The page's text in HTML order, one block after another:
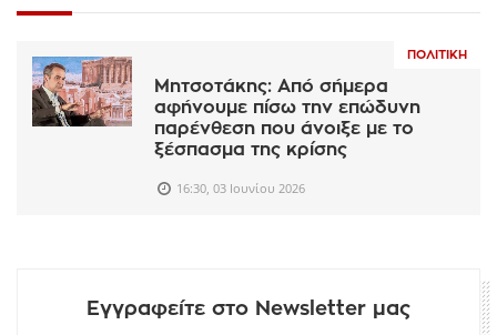
ΠΟΛΙΤΙΚΉ
Μητσοτάκης: Από σήμερα
αφήνουμε πίσω την επώδυνη
παρένθεση που άνοιξε με το
ξέσπασμα της κρίσης
16:30, 03 Ιουνίου 2026
Εγγραφείτε στο Newsletter μας